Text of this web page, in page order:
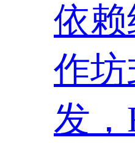
依
作
发，